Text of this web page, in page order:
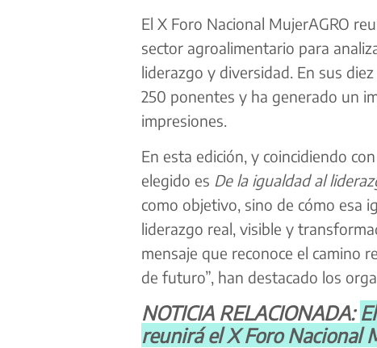
El X Foro Nacional MujerAGRO
sector agroalimentario para
liderazgo y diversidad. En sus
250 ponentes y ha generado un
impresiones.
En esta edición, y coincidiendo
elegido es De la igualdad al
como objetivo, sino de cómo esa
liderazgo real, visible y
mensaje que reconoce el camino
de futuro”, han destacado los
NOTICIA RELACIONADA:
reunirá el X Foro Nacional